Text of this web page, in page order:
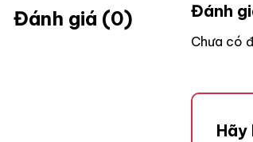
Đánh giá (0) Đánh
Chưa có
Hãy